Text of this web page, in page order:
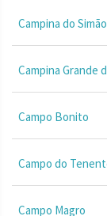
Campina do Simão
Campina Grande
Campo Bonito
Campo do
Campo Magro